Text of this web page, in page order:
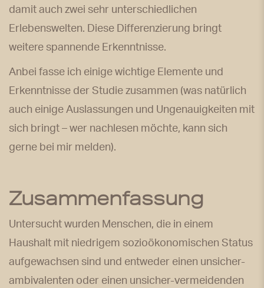
damit auch zwei sehr unterschiedlichen
Erlebenswelten. Diese Differenzierung bringt
weitere spannende Erkenntnisse.
Anbei fasse ich einige wichtige Elemente und
Erkenntnisse der Studie zusammen (was natürlich
auch einige Auslassungen und Ungenauigkeiten mit
sich bringt – wer nachlesen möchte, kann sich
gerne bei mir melden).
Zusammenfassung
Untersucht wurden Menschen, die in einem
Haushalt mit niedrigem sozioökonomischen Status
aufgewachsen sind und entweder einen unsicher-
ambivalenten oder einen unsicher-vermeidenden